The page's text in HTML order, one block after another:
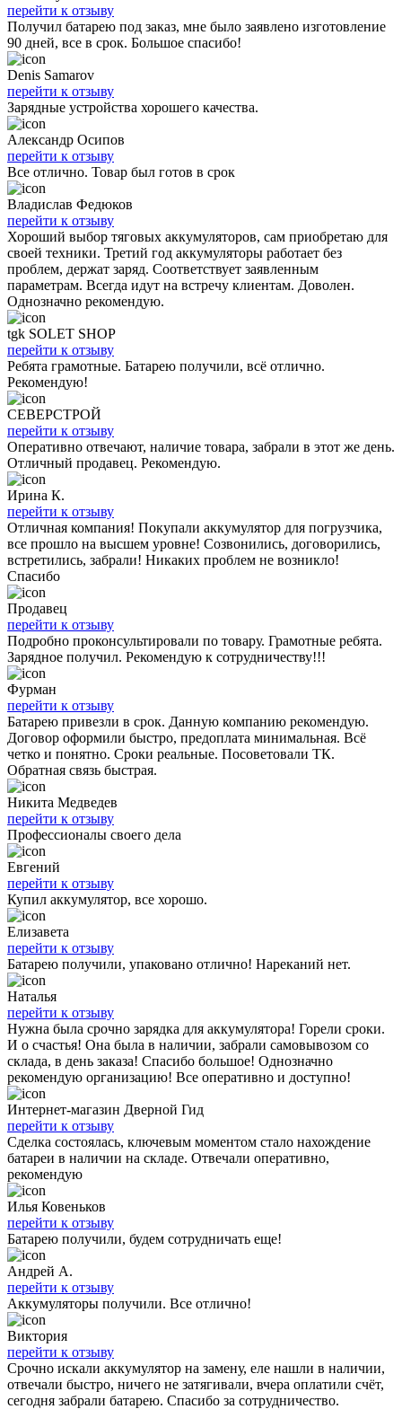
перейти к отзыву
Получил батарею под заказ, мне было заявлено изготовление
90 дней, все в срок. Большое спасибо!
Denis Samarov
перейти к отзыву
Зарядные устройства хорошего качества.
Александр Осипов
перейти к отзыву
Все отлично. Товар был готов в срок
Владислав Федюков
перейти к отзыву
Хороший выбор тяговых аккумуляторов, сам приобретаю для
своей техники. Третий год аккумуляторы работает без
проблем, держат заряд. Соответствует заявленным
параметрам. Всегда идут на встречу клиентам. Доволен.
Однозначно рекомендую.
tgk SOLET SHOP
перейти к отзыву
Ребята грамотные. Батарею получили, всё отлично.
Рекомендую!
СЕВЕРСТРОЙ
перейти к отзыву
Оперативно отвечают, наличие товара, забрали в этот же день.
Отличный продавец. Рекомендую.
Ирина К.
перейти к отзыву
Отличная компания! Покупали аккумулятор для погрузчика,
все прошло на высшем уровне! Созвонились, договорились,
встретились, забрали! Никаких проблем не возникло!
Спасибо
Продавец
перейти к отзыву
Подробно проконсультировали по товару. Грамотные ребята.
Зарядное получил. Рекомендую к сотрудничеству!!!
Фурман
перейти к отзыву
Батарею привезли в срок. Данную компанию рекомендую.
Договор оформили быстро, предоплата минимальная. Всё
четко и понятно. Сроки реальные. Посоветовали ТК.
Обратная связь быстрая.
Никита Медведев
перейти к отзыву
Профессионалы своего дела
Евгений
перейти к отзыву
Купил аккумулятор, все хорошо.
Елизавета
перейти к отзыву
Батарею получили, упаковано отлично! Нареканий нет.
Наталья
перейти к отзыву
Нужна была срочно зарядка для аккумулятора! Горели сроки.
И о счастья! Она была в наличии, забрали самовывозом со
склада, в день заказа! Спасибо большое! Однозначно
рекомендую организацию! Все оперативно и доступно!
Интернет-магазин Дверной Гид
перейти к отзыву
Сделка состоялась, ключевым моментом стало нахождение
батареи в наличии на складе. Отвечали оперативно,
рекомендую
Илья Ковеньков
перейти к отзыву
Батарею получили, будем сотрудничать еще!
Андрей А.
перейти к отзыву
Аккумуляторы получили. Все отлично!
Виктория
перейти к отзыву
Срочно искали аккумулятор на замену, еле нашли в наличии,
отвечали быстро, ничего не затягивали, вчера оплатили счёт,
сегодня забрали батарею. Спасибо за сотрудничество.